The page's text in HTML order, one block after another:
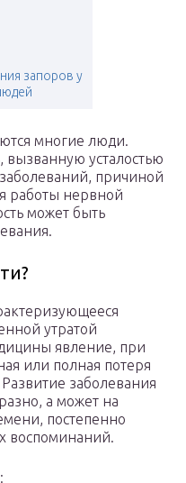
запоров у
многие люди.
вызванную усталостью
причиной
работы нервной
может быть
утратой
явление, при
или полная потеря
заболевания
а может на
постепенно
воспоминаний.